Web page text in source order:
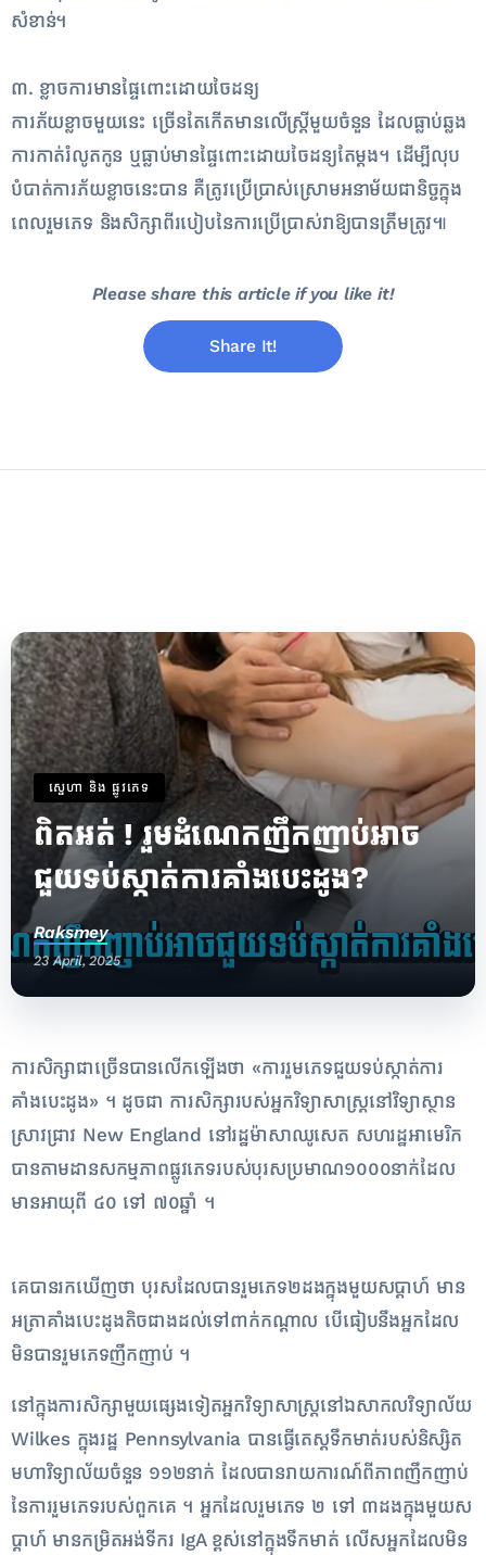
សំខាន់។
៣. ខ្លាច​ការ​មាន​ផ្ទៃពោះ​ដោយ​ចៃដន្យ​
​ការភ័យខ្លាច​មួយ​នេះ ច្រើន​តែ​កើតមាន​លើ​ស្ត្រី​មួយចំនួន ដែល​ធ្លាប់​ឆ្លង​
ការ​កាត់​រំលូតកូន ឬ​ធ្លាប់មាន​ផ្ទៃពោះ​ដោយ​ចៃដន្យ​តែម្តង​។ ដើម្បី​លុប
បំបាត់​ការភ័យខ្លាច​នេះ​បាន គឺ​ត្រូវ​ប្រើប្រាស់​ស្រោមអនាម័យ​ជានិច្ច​ក្នុង​
ពេល​រួមភេទ និង​សិក្សា​ពី​របៀប​នៃ​ការប្រើប្រាស់​វា​ឱ្យបាន​ត្រឹមត្រូវ​៕
Please share this article if you like it!
Share It!
ស្នេហា និង ផ្លូវភេទ
ពិត​អត់ ! រួមដំណេក​ញឹកញាប់​អាច​
ជួយ​ទប់ស្កាត់​ការ​គាំងបេះដូង?
Raksmey
23 April, 2025
ការ​សិក្សា​ជា​ច្រើន​បាន​លើក​ឡើង​ថា «​ការ​រួម​ភេទ​ជួយ​ទប់ស្កាត់​ការ​
គាំងបេះដូង​» ​។ ដូច​ជា ​ការ​សិក្សា​របស់អ្នក​វិទ្យាសាស្ត្រ​នៅ​វិទ្យាស្ថាន​
ស្រាវជ្រាវ New England នៅ​រដ្ឋ​ម៉ាសា​ឈូ​សេត សហរដ្ឋអាមេរិក
បាន​តាមដាន​សកម្មភាព​ផ្លូវភេទ​របស់​បុរស​ប្រមាណ​១០០០​នាក់​ដែល​
មាន​អាយុ​ពី ៤០ ទៅ ៧០​ឆ្នាំ ។
គេ​បាន​រក​ឃើញ​ថា បុរស​ដែល​បាន​រួម​ភេទ​២​ដង​ក្នុង​មួ​យស​ប្តា​ហ៍ មាន​
អត្រា​គាំងបេះដូង​តិច​ជាង​ដល់​ទៅ​ពាក់កណ្តាល បើ​ធៀប​នឹង​អ្នក​ដែល​
មិន​បាន​រួម​ភេទ​ញឹកញាប់ ។
នៅ​ក្នុង​ការ​សិក្សា​មួយ​ផ្សេង​ទៀត​អ្នក​វិទ្យាសាស្ត្រ​នៅ​ឯ​សាកលវិទ្យាល័យ
Wilkes ក្នុង​រដ្ឋ Pennsylvania បាន​ធ្វើតេស្ត​ទឹកមាត់​របស់​និស្សិត​
មហាវិទ្យាល័យ​ចំនួន ១១២​នាក់ ដែល​បាន​រាយការណ៍​ពី​ភាព​ញឹកញាប់​
នៃ​ការ​រួម​ភេទ​របស់​ពួក​គេ ។ អ្នក​ដែល​រួម​ភេទ ២ ទៅ ៣​ដង​ក្នុង​មួ​យស​
ប្តា​ហ៍ មាន​កម្រិត​អង់​ទី​ករ IgA ខ្ពស់​នៅ​ក្នុង​ទឹកមាត់ លើស​អ្នក​ដែល​មិន​